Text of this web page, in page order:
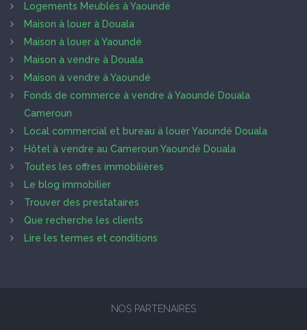
Logements Meublés à Yaoundé
Maison à louer à Douala
Maison à louer à Yaoundé
Maison à vendre à Douala
Maison à vendre à Yaoundé
Fonds de commerce à vendre à Yaoundé Douala
Cameroun
Local commercial et bureau à louer Yaoundé Douala
Hôtel à vendre au Cameroun Yaoundé Douala
Toutes les offres immobilières
Le blog immobilier
Trouver des prestataires
Que recherche les clients
Lire les termes et conditions
NOS PARTENAIRES